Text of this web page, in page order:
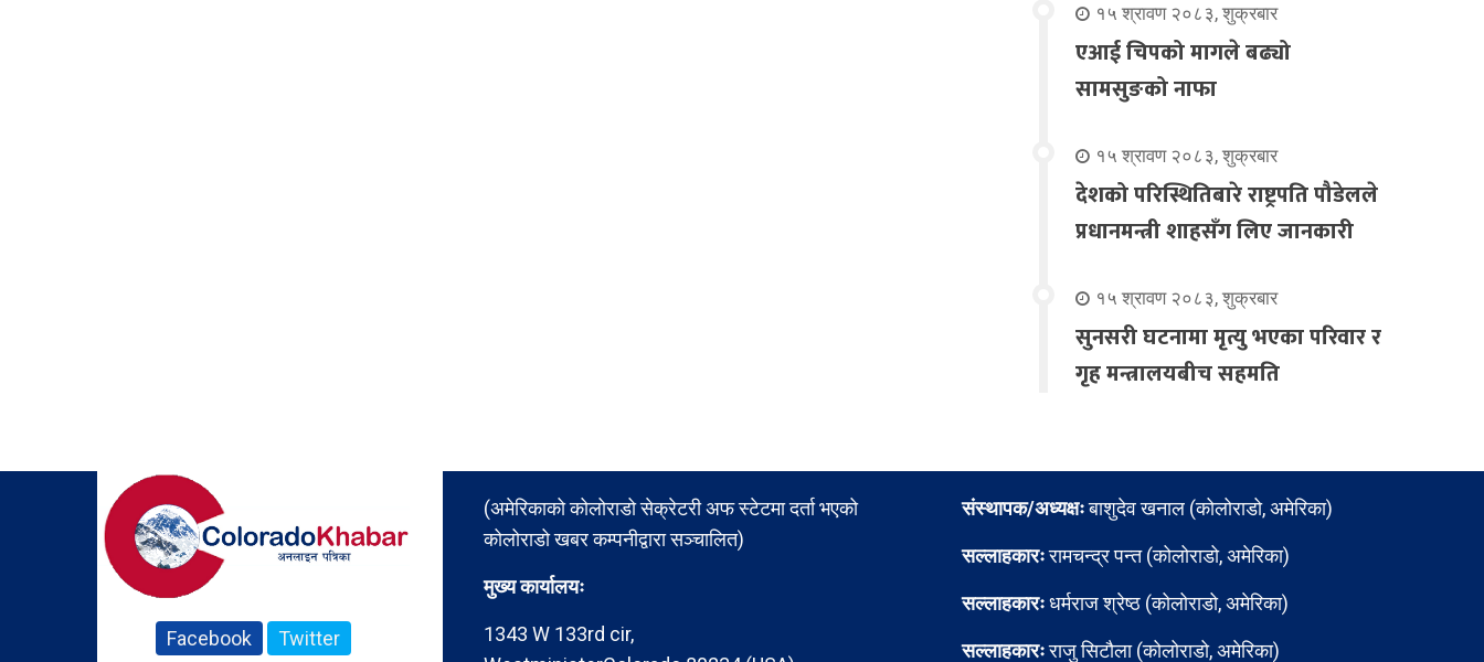
१५ श्रावण २०८३, शुक्रबार
एआई चिपको मागले बढ्यो
सामसुङको नाफा
१५ श्रावण २०८३, शुक्रबार
देशको परिस्थितिबारे राष्ट्रपति पौडेलले
प्रधानमन्त्री शाहसँग लिए जानकारी
१५ श्रावण २०८३, शुक्रबार
सुनसरी घटनामा मृत्यु भएका परिवार र
गृह मन्त्रालयबीच सहमति
Facebook Twitter
(अमेरिकाको कोलोराडो सेक्रेटरी अफ स्टेटमा दर्ता भएको
कोलोराडो खबर कम्पनीद्वारा सञ्चालित)
मुख्य कार्यालयः
1343 W 133rd cir,
संस्थापक/अध्यक्षःबाशुदेव खनाल (कोलोराडो, अमेरिका)
सल्लाहकारःरामचन्द्र पन्त (कोलोराडो, अमेरिका)
सल्लाहकारःधर्मराज श्रेष्ठ (कोलोराडो, अमेरिका)
सल्लाहकारःराजु सिटौला (कोलोराडो, अमेरिका)